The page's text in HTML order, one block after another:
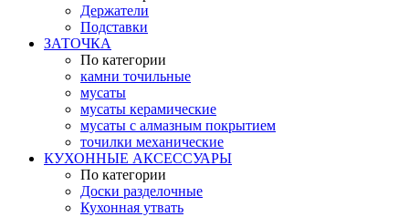
Держатели
Подставки
ЗАТОЧКА
По категории
камни точильные
мусаты
мусаты керамические
мусаты с алмазным покрытием
точилки механические
КУХОННЫЕ АКСЕССУАРЫ
По категории
Доски разделочные
Кухонная утвать